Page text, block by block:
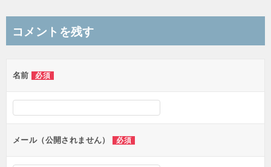
コメントを残す
名前 必須
メール（公開されません） 必須